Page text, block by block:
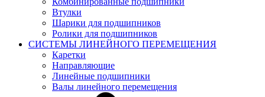
Втулки
Шарики для подшипников
Ролики для подшипников
СИСТЕМЫ ЛИНЕЙНОГО ПЕРЕМЕЩЕНИЯ
Каретки
Направляющие
Линейные подшипники
Валы линейного перемещения